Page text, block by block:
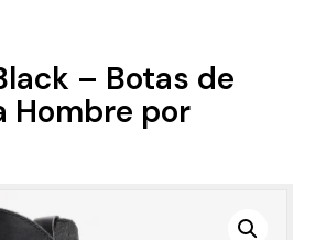
– Botas de
Hombre por